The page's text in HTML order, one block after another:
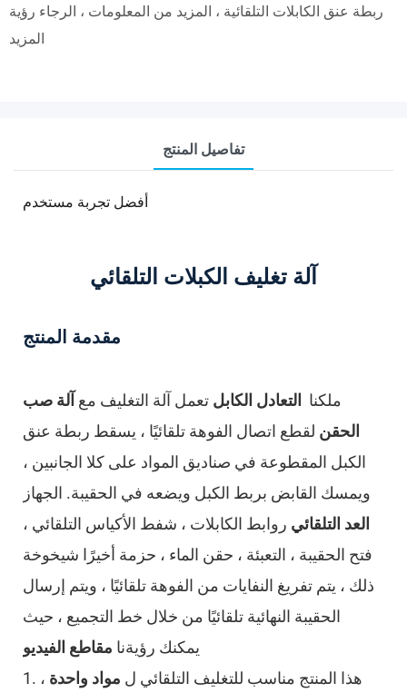
ربطة عنق الكابلات التلقائية ، المزيد من المعلومات ، الرجاء رؤية
المزيد
تفاصيل المنتج
أفضل تجربة مستخدم
آلة تغليف الكبلات التلقائي
مقدمة المنتج
ملكنا التعادل الكابلتعمل آلة التغليف مع آلة صب
الحقن لقطع اتصال الفوهة تلقائيًا ، يسقط ربطة عنق
الكبل المقطوعة في صناديق المواد على كلا الجانبين ،
ويمسك القابض بربط الكبل ويضعه في الحقيبة. الجهاز
العد التلقائي روابط الكابلات ، شفط الأكياس التلقائي ،
فتح الحقيبة ، التعبئة ، حقن الماء ، حزمة أخيرًا شيخوخة
ذلك ، يتم تفريغ النفايات من الفوهة تلقائيًا ، ويتم إرسال
الحقيبة النهائية تلقائيًا من خلال خط التجميع ، حيث
يمكنك رؤيةنا مقاطع الفيديو
1. هذا المنتج مناسب للتغليف التلقائي ل مواد واحدة ،